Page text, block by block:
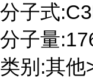
分子式
分子量
类别:其他